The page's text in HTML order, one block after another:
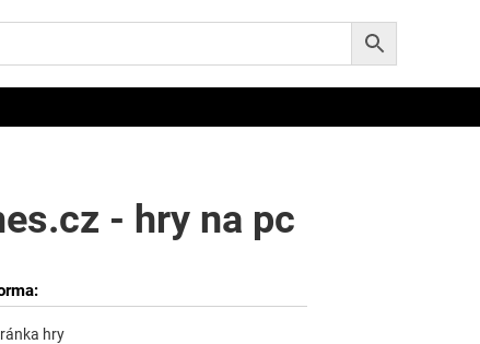
- hry na pc
hry